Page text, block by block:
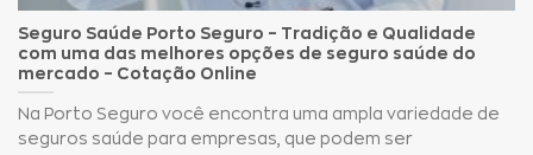
Seguro Saúde Porto Seguro – Tradição e Qualidade
com uma das melhores opções de seguro saúde do
mercado – Cotação Online
Na Porto Seguro você encontra uma ampla variedade de
seguros saúde para empresas, que podem ser